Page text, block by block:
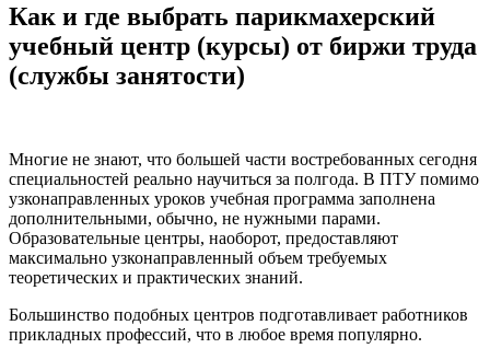
Как и где выбрать парикмахерский
учебный центр (курсы) от биржи труда
(службы занятости)
Многие не знают, что большей части востребованных сегодня
специальностей реально научиться за полгода. В ПТУ помимо
узконаправленных уроков учебная программа заполнена
дополнительными, обычно, не нужными парами.
Образовательные центры, наоборот, предоставляют
максимально узконаправленный объем требуемых
теоретических и практических знаний.
Большинство подобных центров подготавливает работников
прикладных профессий, что в любое время популярно.